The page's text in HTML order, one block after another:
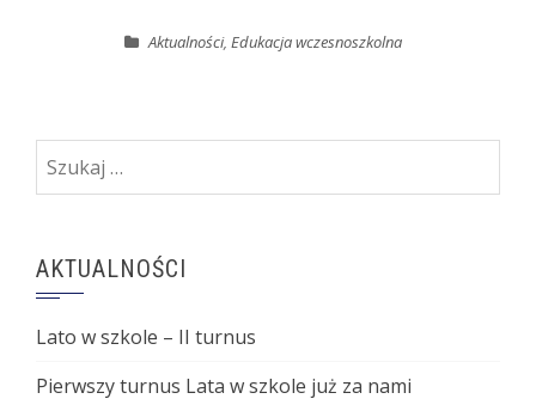
Aktualności, Edukacja wczesnoszkolna
Szukaj:
AKTUALNOŚCI
Lato w szkole – II turnus
Pierwszy turnus Lata w szkole już za nami